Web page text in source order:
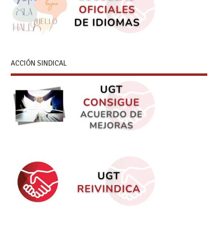
ACCIÓN SINDICAL